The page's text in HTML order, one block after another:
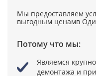
Мы предоставляем
выгодным ценамв
Потому что мы:
Являемся
демонтажа и